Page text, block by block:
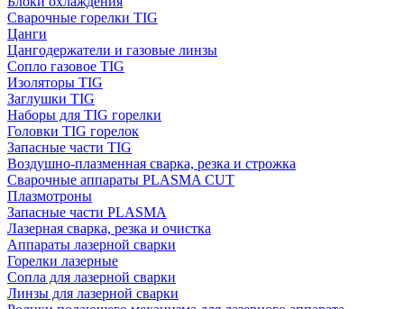
Сварочные горелки TIG
Цанги
Цангодержатели и газовые линзы
Сопло газовое TIG
Изоляторы TIG
Заглушки TIG
Наборы для TIG горелки
Головки TIG горелок
Запасные части TIG
Воздушно-плазменная сварка, резка и строжка
Сварочные аппараты PLASMA CUT
Плазмотроны
Запасные части PLASMA
Лазерная сварка, резка и очистка
Аппараты лазерной сварки
Горелки лазерные
Сопла для лазерной сварки
Линзы для лазерной сварки